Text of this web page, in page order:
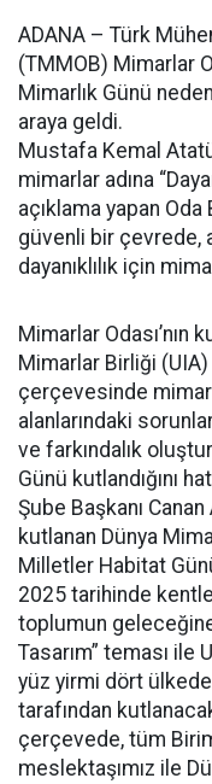
ADANA – Türk
(TMMOB) Mimarlar
Mimarlık Günü
araya geldi.
Mustafa Kemal
mimarlar adına
açıklama yapan Oda
güvenli bir çevrede,
dayanıklılık için
Mimarlar
Mimarlar Birliği (UIA)
çerçevesinde
alanlarındaki
ve farkındalık
Günü kutlandığını
Şube Başkanı
kutlanan Dünya
Milletler Habitat
2025 tarihinde
toplumun geleceğine
Tasarım” teması ile
yüz yirmi dört
tarafından
çerçevede, tüm
meslektaşımız ile